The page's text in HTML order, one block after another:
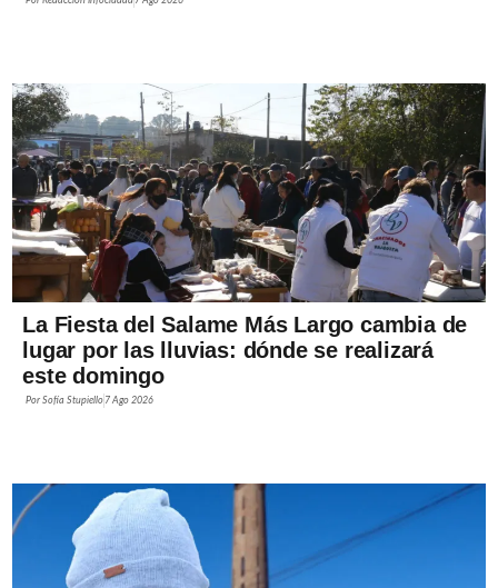
La Fiesta del Salame Más Largo cambia de
lugar por las lluvias: dónde se realizará
este domingo
Por Sofía Stupiello 7 Ago 2026